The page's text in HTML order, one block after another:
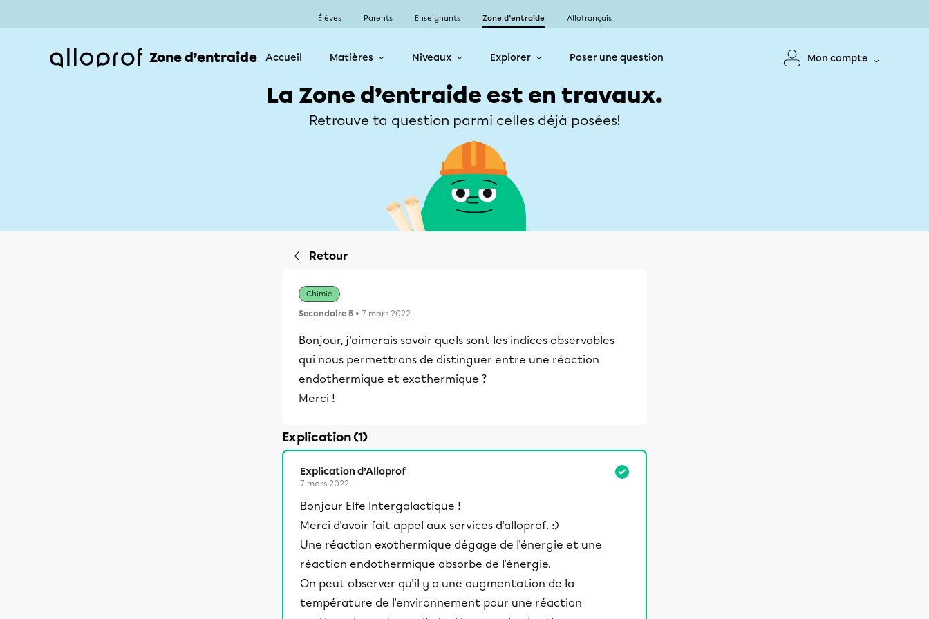
Élèves Parents Enseignants Zone d’entraide Allofrançais
Zone d’entraide Accueil Matières Niveaux Explorer Poser une question Mon compte
La Zone d’entraide est en travaux.
Retrouve ta question parmi celles déjà posées!
Retour
Chimie
Secondaire 5 • 7 mars 2022
Bonjour, j'aimerais savoir quels sont les indices observables
qui nous permettrons de distinguer entre une réaction
endothermique et exothermique ?
Merci !
Explication (1)
Explication d’Alloprof
7 mars 2022
Bonjour Elfe Intergalactique !
Merci d'avoir fait appel aux services d'alloprof. :)
Une réaction exothermique dégage de l'énergie et une
réaction endothermique absorbe de l'énergie.
On peut observer qu'il y a une augmentation de la
température de l'environnement pour une réaction